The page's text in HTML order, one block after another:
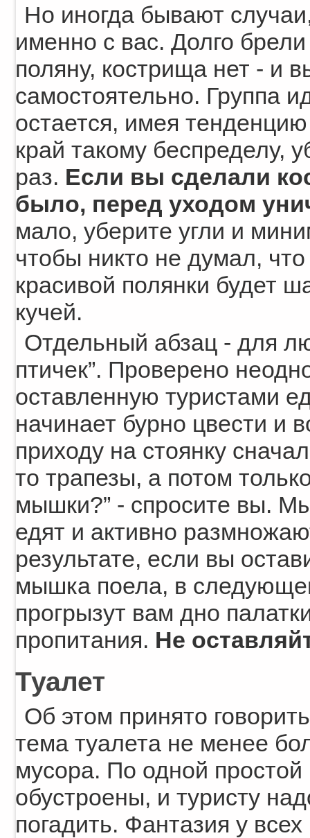
Но иногда бывают
именно с вас. Долго
поляну, кострища нет - и
самостоятельно. Группа
остается, имея
край такому беспределу,
раз. Если вы сделали
было, перед уходом
мало, уберите угли и
чтобы никто не думал,
красивой полянки будет
кучей.
Отдельный абзац - для
птичек”. Проверено
оставленную туристами
начинает бурно цвести
приходу на стоянку
то трапезы, а потом
мышки?” - спросите вы.
едят и активно
результате, если вы
мышка поела, в
прогрызут вам дно
пропитания. Не
Туалет
Об этом принято
тема туалета не менее
мусора. По одной
обустроены, и туристу
погадить. Фантазия у